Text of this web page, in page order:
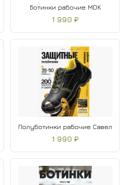
Ботинки рабочие MDK
1 990 ₽
Полуботинки рабочие Савел
1 990 ₽